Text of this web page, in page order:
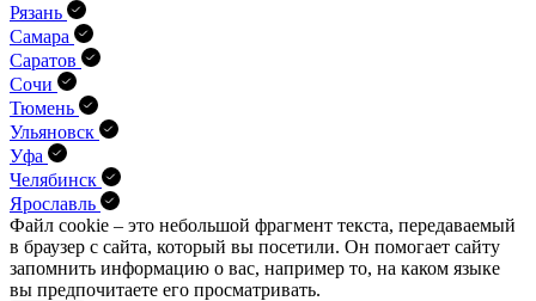
Рязань
Самара
Саратов
Сочи
Тюмень
Ульяновск
Уфа
Челябинск
Ярославль
Файл cookie – это небольшой фрагмент текста, передава­емый
в браузер с сайта, который вы посетили. Он помо­гает сайту
запомнить информацию о вас, например то, на каком языке
вы предпочитаете его просматривать.